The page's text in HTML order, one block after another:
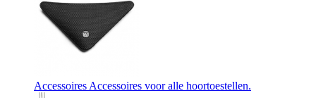
Accessoires Accessoires voor alle hoortoestellen.